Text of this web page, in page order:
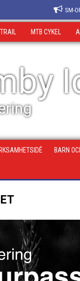
SM-
MTB CYKEL
BARN